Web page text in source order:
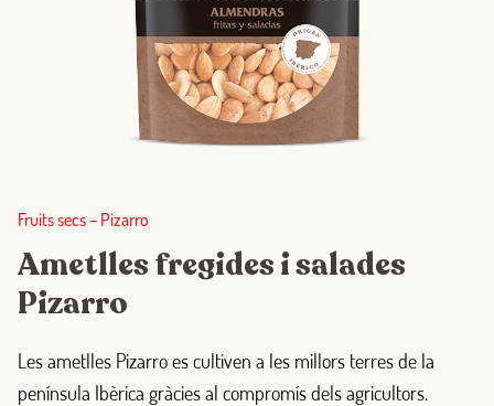
Fruits secs– Pizarro
Ametlles fregides i salades
Pizarro
Les ametlles Pizarro es cultiven a les millors terres de la
península Ibèrica gràcies al compromís dels agricultors.